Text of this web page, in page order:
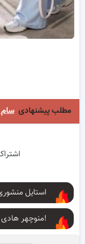
مطلب پیشنهادی
استایل
منوچهر هادی به شایعه طلاقش از یکتا ناصر پاسخ داد!